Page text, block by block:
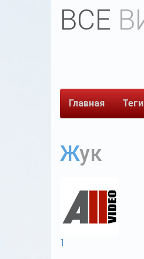
ВСЕ
Главная Теги
Жук
1